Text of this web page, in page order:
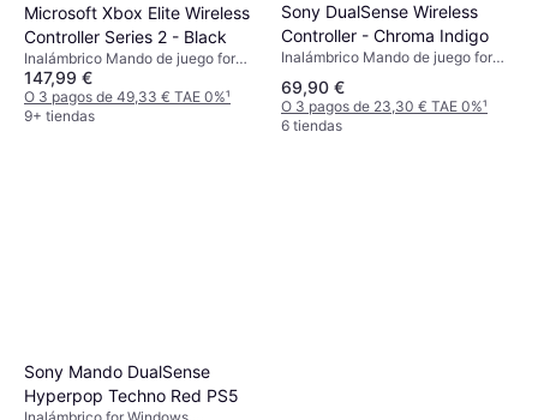
Microsoft Xbox Elite Wireless
Controller Series 2 - Black
Inalámbrico Mando de juego for
PC, Xbox One, Xbox Series X
147,99 €
O 3 pagos de 49,33 € TAE 0%¹
9+ tiendas
Sony DualSense Wireless
Controller - Chroma Indigo
Inalámbrico Mando de juego for
PC, Mac, PlayStation 4,
PlayStation 5
69,90 €
O 3 pagos de 23,30 € TAE 0%¹
6 tiendas
Sony Mando DualSense
Hyperpop Techno Red PS5